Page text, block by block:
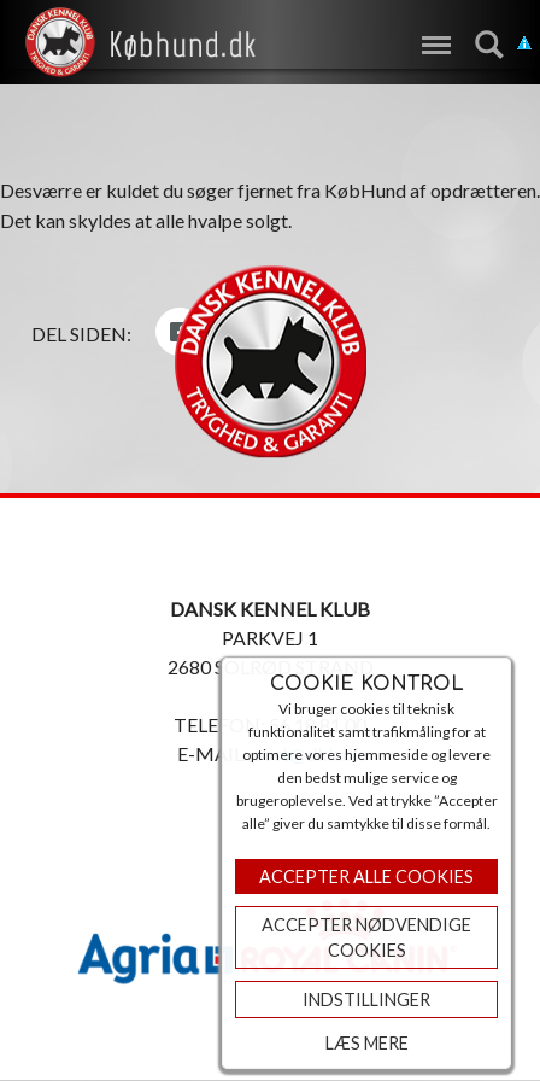
COOKIE KONTROL
Vi bruger cookies til teknisk
funktionalitet samt trafikmåling for at
optimere vores hjemmeside og levere
den bedst mulige service og
brugeroplevelse. Ved at trykke ”Accepter
alle” giver du samtykke til disse formål.
ACCEPTER ALLE COOKIES
ACCEPTER NØDVENDIGE
COOKIES
INDSTILLINGER
LÆS MERE
Desværre er kuldet du søger fjernet fra KøbHund af opdrætteren.
Det kan skyldes at alle hvalpe solgt.
DEL SIDEN:
DANSK KENNEL KLUB
PARKVEJ 1
2680 SOLRØD STRAND
TELEFON: 56 18 81 00
E-MAIL:post@dkk.dk